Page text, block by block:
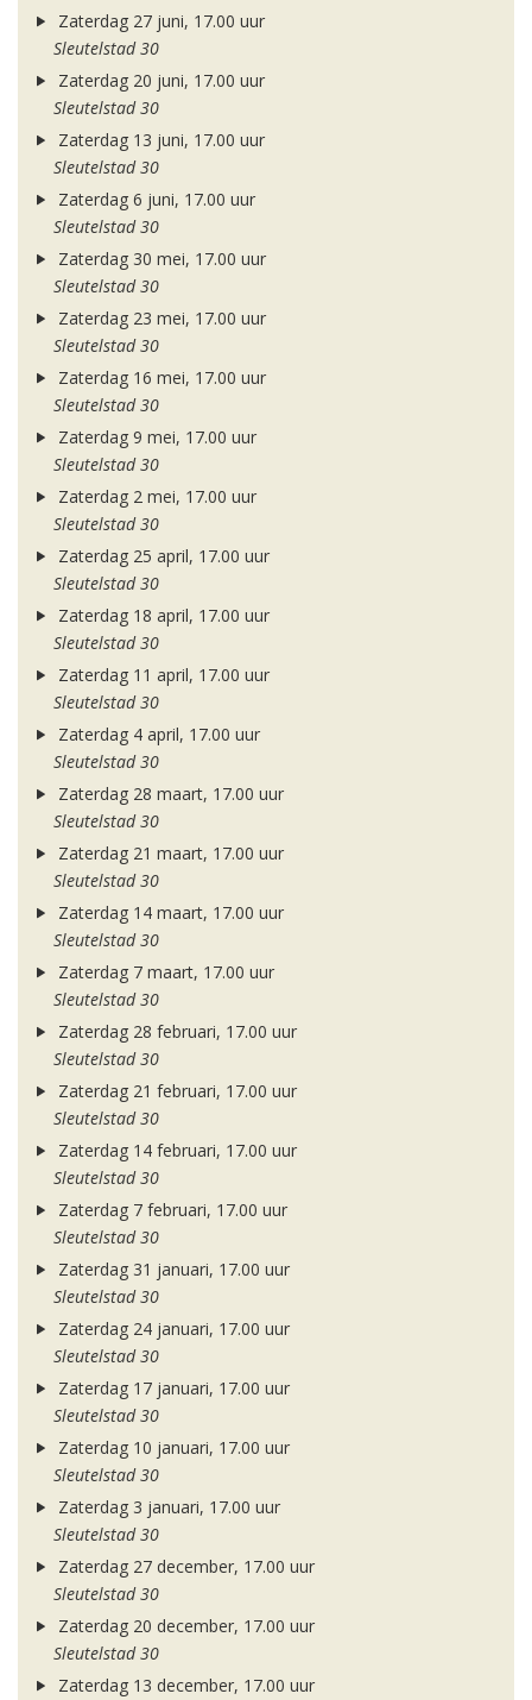
Zaterdag 27 juni, 17.00 uur
Sleutelstad 30
Zaterdag 20 juni, 17.00 uur
Sleutelstad 30
Zaterdag 13 juni, 17.00 uur
Sleutelstad 30
Zaterdag 6 juni, 17.00 uur
Sleutelstad 30
Zaterdag 30 mei, 17.00 uur
Sleutelstad 30
Zaterdag 23 mei, 17.00 uur
Sleutelstad 30
Zaterdag 16 mei, 17.00 uur
Sleutelstad 30
Zaterdag 9 mei, 17.00 uur
Sleutelstad 30
Zaterdag 2 mei, 17.00 uur
Sleutelstad 30
Zaterdag 25 april, 17.00 uur
Sleutelstad 30
Zaterdag 18 april, 17.00 uur
Sleutelstad 30
Zaterdag 11 april, 17.00 uur
Sleutelstad 30
Zaterdag 4 april, 17.00 uur
Sleutelstad 30
Zaterdag 28 maart, 17.00 uur
Sleutelstad 30
Zaterdag 21 maart, 17.00 uur
Sleutelstad 30
Zaterdag 14 maart, 17.00 uur
Sleutelstad 30
Zaterdag 7 maart, 17.00 uur
Sleutelstad 30
Zaterdag 28 februari, 17.00 uur
Sleutelstad 30
Zaterdag 21 februari, 17.00 uur
Sleutelstad 30
Zaterdag 14 februari, 17.00 uur
Sleutelstad 30
Zaterdag 7 februari, 17.00 uur
Sleutelstad 30
Zaterdag 31 januari, 17.00 uur
Sleutelstad 30
Zaterdag 24 januari, 17.00 uur
Sleutelstad 30
Zaterdag 17 januari, 17.00 uur
Sleutelstad 30
Zaterdag 10 januari, 17.00 uur
Sleutelstad 30
Zaterdag 3 januari, 17.00 uur
Sleutelstad 30
Zaterdag 27 december, 17.00 uur
Sleutelstad 30
Zaterdag 20 december, 17.00 uur
Sleutelstad 30
Zaterdag 13 december, 17.00 uur